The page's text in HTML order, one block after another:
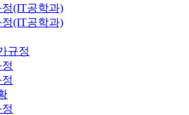
정(IT공학과)
정(IT공학과)
규정